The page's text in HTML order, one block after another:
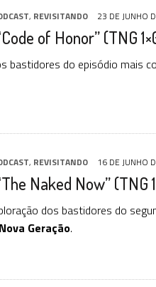
, REVISITANDO 23 DE JUNHO
of Honor” (TNG
bastidores do episódio mais
, REVISITANDO 16 DE JUNHO
Naked Now” (TNG
dos bastidores do
Geração.